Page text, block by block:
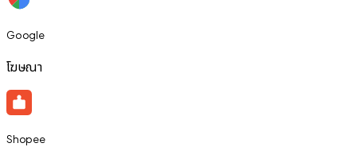
Google
โฆษณา
Shopee